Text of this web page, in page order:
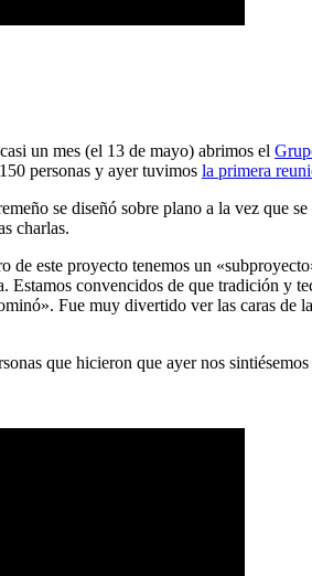
un mes (el 13 de mayo) abrimos el
personas y ayer tuvimos la primera
se diseñó sobre plano a la vez que
charlas.
este proyecto tenemos un
convencidos de que tradición y
Fue muy divertido ver las caras de
que hicieron que ayer nos